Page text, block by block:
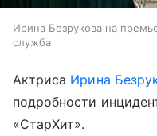
Ирина Безрукова на
служба
Актриса Ирина
подробности
«СтарХит».